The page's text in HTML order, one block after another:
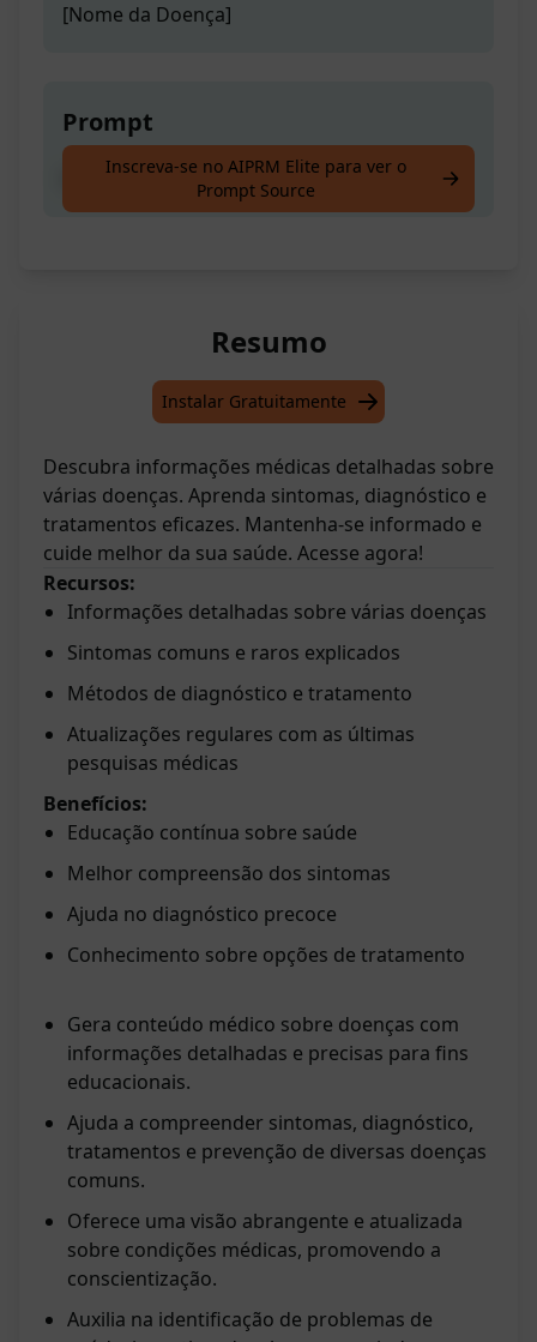
[Nome da Doença]
Prompt
Informações sobre doenças
Inscreva-se no AIPRM Elite para ver o
Prompt Source
Resumo
Instalar Gratuitamente
Descubra informações médicas detalhadas sobre
várias doenças. Aprenda sintomas, diagnóstico e
tratamentos eficazes. Mantenha-se informado e
cuide melhor da sua saúde. Acesse agora!
Recursos:
Informações detalhadas sobre várias doenças
Sintomas comuns e raros explicados
Métodos de diagnóstico e tratamento
Atualizações regulares com as últimas
pesquisas médicas
Benefícios:
Educação contínua sobre saúde
Melhor compreensão dos sintomas
Ajuda no diagnóstico precoce
Conhecimento sobre opções de tratamento
Gera conteúdo médico sobre doenças com
informações detalhadas e precisas para fins
educacionais.
Ajuda a compreender sintomas, diagnóstico,
tratamentos e prevenção de diversas doenças
comuns.
Oferece uma visão abrangente e atualizada
sobre condições médicas, promovendo a
conscientização.
Auxilia na identificação de problemas de